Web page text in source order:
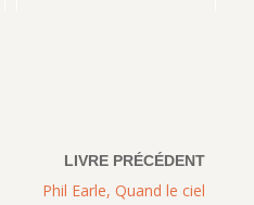
Phil Earle, Quand le ciel